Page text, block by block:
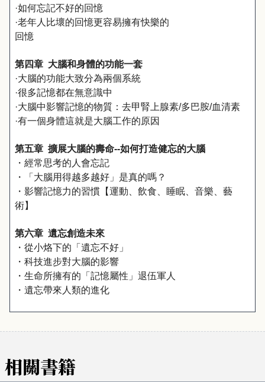
·如何忘記不好的回憶
·老年人比壞的回憶更容易擁有快樂的
回憶
第四章 大腦和身體的功能一套
·大腦的功能大致分為兩個系統
·很多記憶都在無意識中
·大腦中影響記憶的物質：去甲腎上腺素/多巴胺/血清素
·有一個身體這就是大腦工作的原因
第五章 擴展大腦的壽命--如何打造健忘的大腦
・經常思考的人會忘記
・「大腦用得越多越好」是真的嗎？
・影響記憶力的習慣【運動、飲食、睡眠、音樂、藝
術】
第六章 遺忘創造未來
・從小烙下的「遺忘不好」
・科技進步對大腦的影響
・生命所擁有的「記憶屬性」退伍軍人
・遺忘帶來人類的進化
相關書籍